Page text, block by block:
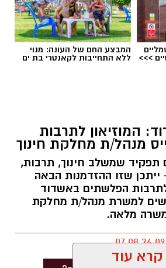
>>>
המבצע החם של העונה: מנוי
ללא התחייבות לקאנטרי בת ים
המוזיאון לתרבות
מנהל/ת מחלקת חינוך
שמשלב חינוך, תרבות,
ייתכן שזו ההזדמנות הבאה
הפלשתים באשדוד
למשרת מנהל/ת מחלקת
מלאה.
קרא עוד